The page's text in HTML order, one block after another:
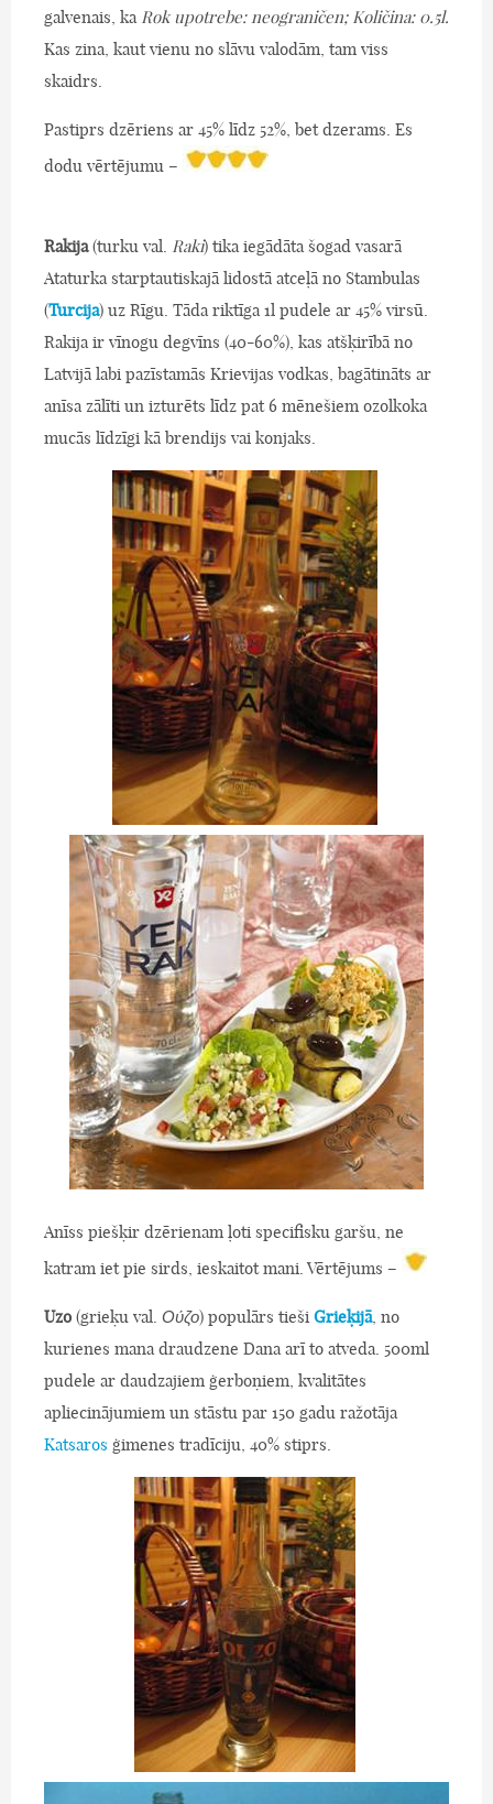
galvenais, ka Rok upotrebe: neograničen; Količina: 0.5l.
Kas zina, kaut vienu no slāvu valodām, tam viss
skaidrs.
Pastiprs dzēriens ar 45% līdz 52%, bet dzerams. Es
dodu vērtējumu –
Rakija(turku val. Raki) tika iegādāta šogad vasarā
Ataturka starptautiskajā lidostā atceļā no Stambulas
(Turcija) uz Rīgu. Tāda riktīga 1l pudele ar 45% virsū.
Rakija ir vīnogu degvīns (40-60%), kas atšķirībā no
Latvijā labi pazīstamās Krievijas vodkas, bagātināts ar
anīsa zālīti un izturēts līdz pat 6 mēnešiem ozolkoka
mucās līdzīgi kā brendijs vai konjaks.
Anīss piešķir dzērienam ļoti specifisku garšu, ne
katram iet pie sirds, ieskaitot mani. Vērtējums –
Uzo (grieķu val. Ούζο) populārs tieši Grieķijā, no
kurienes mana draudzene Dana arī to atveda. 500ml
pudele ar daudzajiem ģerboņiem, kvalitātes
apliecinājumiem un stāstu par 150 gadu ražotāja
Katsaros ģimenes tradīciju, 40% stiprs.